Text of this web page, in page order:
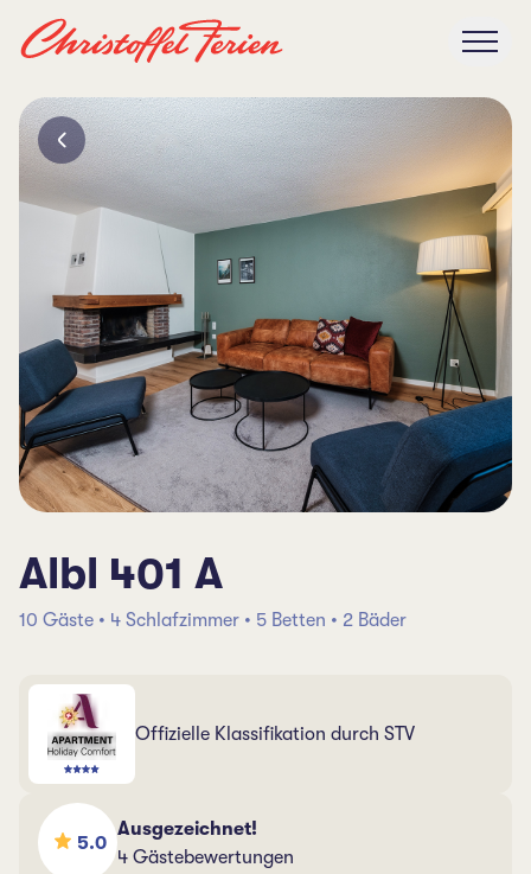
Albl 401 A
10 Gäste • 4 Schlafzimmer • 5 Betten • 2 Bäder
Offizielle Klassifikation durch STV
5.0
Ausgezeichnet!
4 Gästebewertungen